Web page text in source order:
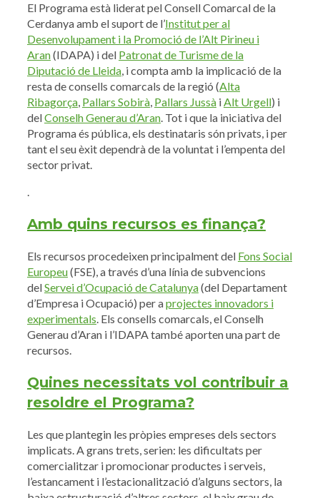
El Programa està liderat pel Consell Comarcal de la
Cerdanya amb el suport de l’Institut per al
Desenvolupament i la Promoció de l’Alt Pirineu i
Aran(IDAPA) i del Patronat de Turisme de la
Diputació de Lleida, i compta amb la implicació de la
resta de consells comarcals de la regió (Alta
Ribagorça, Pallars Sobirà, Pallars Jussà iAlt Urgell) i
delConselh Generau d’Aran. Tot i que la iniciativa del
Programa és pública, els destinataris són privats, i per
tant el seu èxit dependrà de la voluntat i l’empenta del
sector privat.
.
Amb quins recursos es finança?
Els recursos procedeixen principalment del Fons Social
Europeu(FSE), a través d’una línia de subvencions
delServei d’Ocupació de Catalunya(del Departament
d’Empresa i Ocupació) per aprojectes innovadors i
experimentals. Els consells comarcals, el Conselh
Generau d’Aran i l’IDAPA també aporten una part de
recursos.
Quines necessitats vol contribuir a
resoldre el Programa?
Les que plantegin les pròpies empreses dels sectors
implicats. A grans trets, serien: les dificultats per
comercialitzar i promocionar productes i serveis,
l’estancament i l’estacionalització d’alguns sectors, la